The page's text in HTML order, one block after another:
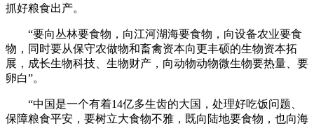
抓好粮食出产。
“要向丛林要食物，向江河湖海要食物，向设备农业要食
物，同时要从保守农做物和畜禽资本向更丰硕的生物资本拓
展，成长生物科技、生物财产，向动物动物微生物要热量、要
卵白”。
“中国是一个有着14亿多生齿的大国，处理好吃饭问题、
保障粮食平安，要树立大食物不雅，既向陆地要食物，也向海